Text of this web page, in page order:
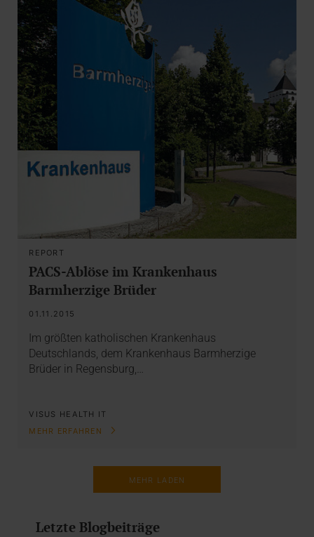
REPORT
PACS-Ablöse im Krankenhaus
Barmherzige Brüder
01.11.2015
Im größten katholischen Krankenhaus
Deutschlands, dem Krankenhaus Barmherzige
Brüder in Regensburg,…
VISUS HEALTH IT
MEHR ERFAHREN
MEHR LADEN
Letzte Blogbeiträge